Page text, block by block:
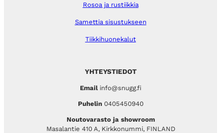
YHTEYSTIEDOT
Emailinfo@snugg.fi
Puhelin 0405450940
Noutovarasto ja showroom
Masalantie 410 A, Kirkkonummi, FINLAND
Rosoa ja rustiikkia
Samettia sisustukseen
Tiikkihuonekalut